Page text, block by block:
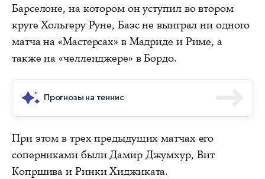
Барселоне, на котором он уступил во втором
круге Хольгеру Руне, Баэс не выиграл ни одного
матча на «Мастерсах» в Мадриде и Риме, а
также на «челленджере» в Бордо.
Прогнозы на теннис
При этом в трех предыдущих матчах его
соперниками были Дамир Джумхур, Вит
Копршива и Ринки Хиджиката.